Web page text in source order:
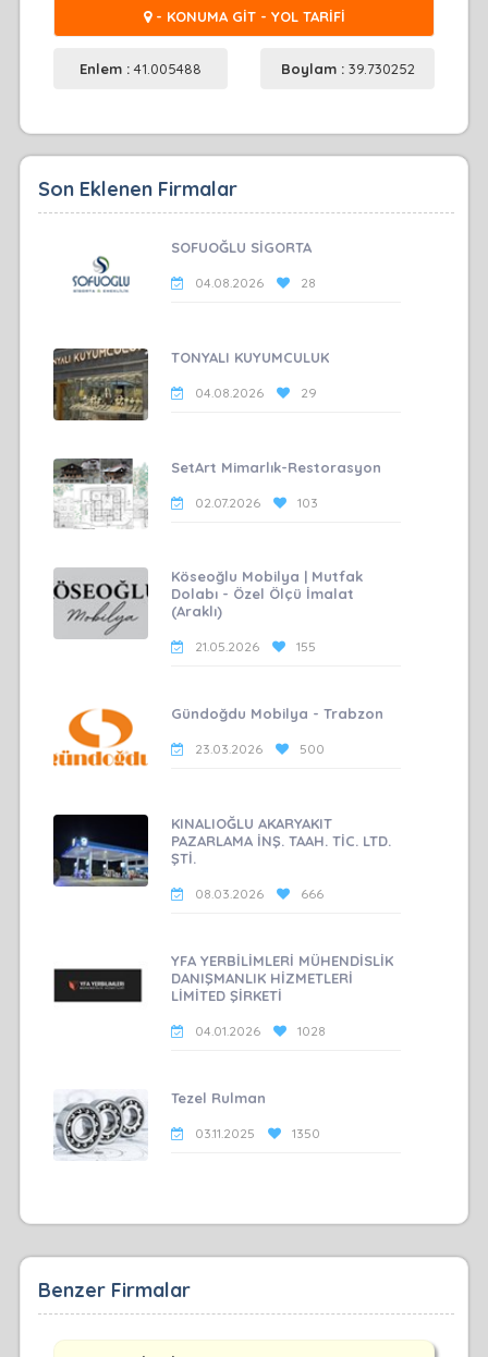
- KONUMA GİT - YOL TARİFİ
Enlem :41.005488 Boylam : 39.730252
Son Eklenen Firmalar
SOFUOĞLU SİGORTA
04.08.2026 28
TONYALI KUYUMCULUK
04.08.2026 29
SetArt Mimarlık-Restorasyon
02.07.2026 103
Köseoğlu Mobilya | Mutfak
Dolabı - Özel Ölçü İmalat
(Araklı)
21.05.2026 155
Gündoğdu Mobilya - Trabzon
23.03.2026 500
KINALIOĞLU AKARYAKIT
PAZARLAMA İNŞ. TAAH. TİC. LTD.
ŞTİ.
08.03.2026 666
YFA YERBİLİMLERİ MÜHENDİSLİK
DANIŞMANLIK HİZMETLERİ
LİMİTED ŞİRKETİ
04.01.2026 1028
Tezel Rulman
03.11.2025 1350
Benzer Firmalar